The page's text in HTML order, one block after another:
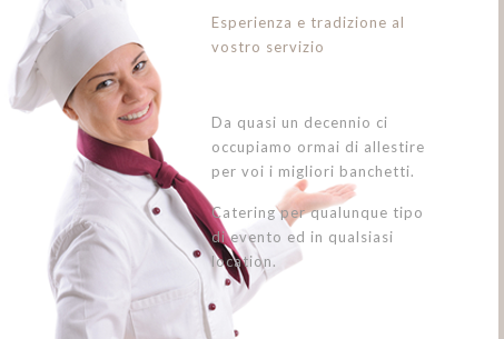
Esperienza e tradizione al
vostro servizio
Da quasi un decennio ci
occupiamo ormai di allestire
per voi i migliori banchetti.
Catering per qualunque tipo
di evento ed in qualsiasi
location.